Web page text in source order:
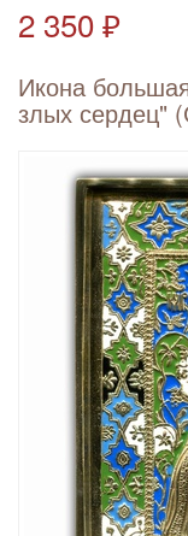
2 350 ₽
Икона
злых сердец"